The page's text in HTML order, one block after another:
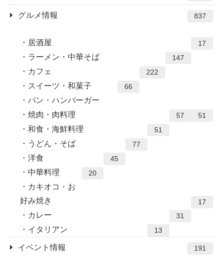
グルメ情報 837
居酒屋 17
ラーメン・中華そば 147
カフェ 222
スイーツ・和菓子 66
パン・ハンバーガー
51
焼肉・肉料理 57
和食・海鮮料理 51
うどん・そば 77
洋食 45
中華料理 20
カキオコ・お
好み焼き
17
カレー 31
イタリアン 13
イベント情報 191